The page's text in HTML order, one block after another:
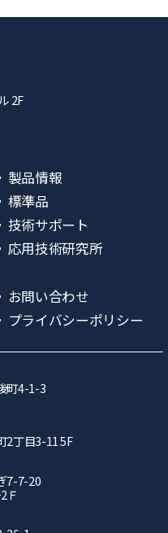
2F
製品情報
標準品
技術サポート
応用技術研究所
お問い合わせ
プライバシーポリシー
町4-1-3
2丁目3-11 5F
7-7-20
Ｆ